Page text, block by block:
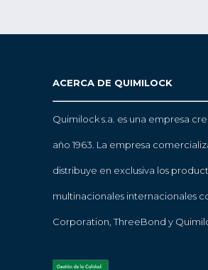
ACERCA DE QUIMILOCK
Quimilock s.a. es una empresa
año 1963. La empresa
distribuye en exclusiva los
multinacionales internacionales
Corporation, ThreeBond y